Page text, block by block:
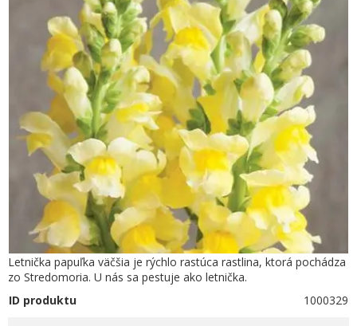
Letnička papuľka väčšia je rýchlo rastúca rastlina, ktorá pochádza
zo Stredomoria. U nás sa pestuje ako letnička.
ID produktu
1000329